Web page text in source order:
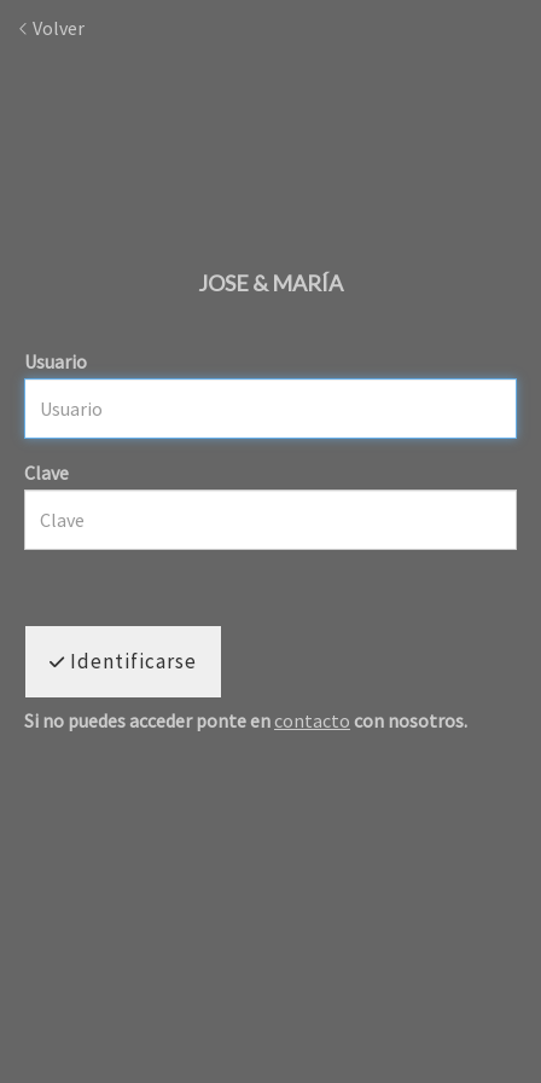
Volver
JOSE & MARÍA
Usuario
Clave
Identificarse
Si no puedes acceder ponte en contacto con nosotros.